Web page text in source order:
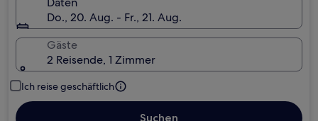
Do., 20. Aug. - Fr., 21. Aug.
Gäste
2 Reisende, 1 Zimmer
Ich reise geschäftlich
Suchen